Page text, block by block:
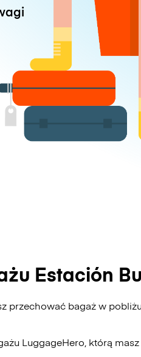
Estación
przechować bagaż w
LuggageHero , którą